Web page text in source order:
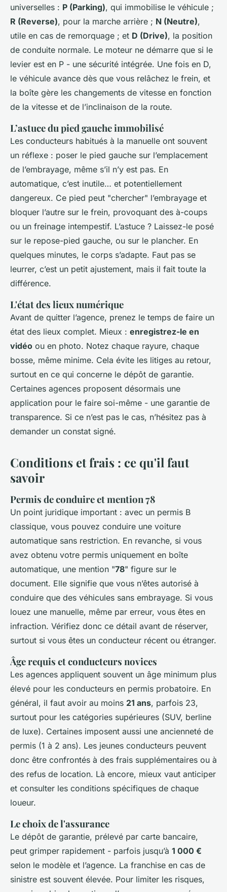
universelles : P (Parking), qui immobilise le véhicule ;
R (Reverse), pour la marche arrière ; N (Neutre),
utile en cas de remorquage ; et D (Drive), la position
de conduite normale. Le moteur ne démarre que si le
levier est en P - une sécurité intégrée. Une fois en D,
le véhicule avance dès que vous relâchez le frein, et
la boîte gère les changements de vitesse en fonction
de la vitesse et de l’inclinaison de la route.
L’astuce du pied gauche immobilisé
Les conducteurs habitués à la manuelle ont souvent
un réflexe : poser le pied gauche sur l’emplacement
de l’embrayage, même s’il n’y est pas. En
automatique, c’est inutile… et potentiellement
dangereux. Ce pied peut "chercher" l’embrayage et
bloquer l’autre sur le frein, provoquant des à-coups
ou un freinage intempestif. L’astuce ? Laissez-le posé
sur le repose-pied gauche, ou sur le plancher. En
quelques minutes, le corps s’adapte. Faut pas se
leurrer, c’est un petit ajustement, mais il fait toute la
différence.
L'état des lieux numérique
Avant de quitter l’agence, prenez le temps de faire un
état des lieux complet. Mieux : enregistrez-le en
vidéo ou en photo. Notez chaque rayure, chaque
bosse, même minime. Cela évite les litiges au retour,
surtout en ce qui concerne le dépôt de garantie.
Certaines agences proposent désormais une
application pour le faire soi-même - une garantie de
transparence. Si ce n’est pas le cas, n’hésitez pas à
demander un constat signé.
Conditions et frais : ce qu'il faut
savoir
Permis de conduire et mention 78
Un point juridique important : avec un permis B
classique, vous pouvez conduire une voiture
automatique sans restriction. En revanche, si vous
avez obtenu votre permis uniquement en boîte
automatique, une mention "78" figure sur le
document. Elle signifie que vous n’êtes autorisé à
conduire que des véhicules sans embrayage. Si vous
louez une manuelle, même par erreur, vous êtes en
infraction. Vérifiez donc ce détail avant de réserver,
surtout si vous êtes un conducteur récent ou étranger.
Âge requis et conducteurs novices
Les agences appliquent souvent un âge minimum plus
élevé pour les conducteurs en permis probatoire. En
général, il faut avoir au moins 21 ans, parfois 23,
surtout pour les catégories supérieures (SUV, berline
de luxe). Certaines imposent aussi une ancienneté de
permis (1 à 2 ans). Les jeunes conducteurs peuvent
donc être confrontés à des frais supplémentaires ou à
des refus de location. Là encore, mieux vaut anticiper
et consulter les conditions spécifiques de chaque
loueur.
Le choix de l'assurance
Le dépôt de garantie, prélevé par carte bancaire,
peut grimper rapidement - parfois jusqu’à 1 000 €
selon le modèle et l’agence. La franchise en cas de
sinistre est souvent élevée. Pour limiter les risques,